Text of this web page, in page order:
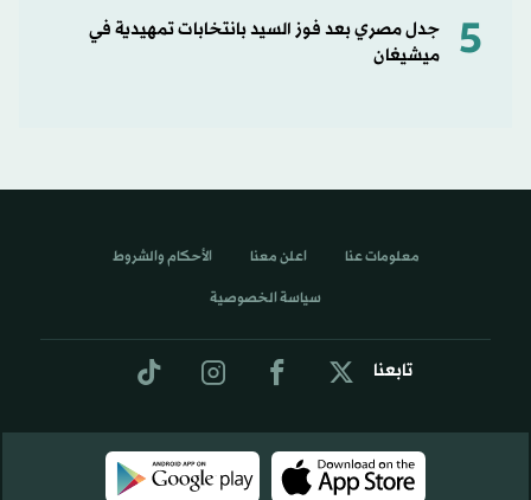
5
جدل مصري بعد فوز السيد بانتخابات تمهيدية في
ميشيغان
تابعنا
معلومات عنا اعلن معنا الأحكام والشروط
سياسة الخصوصية